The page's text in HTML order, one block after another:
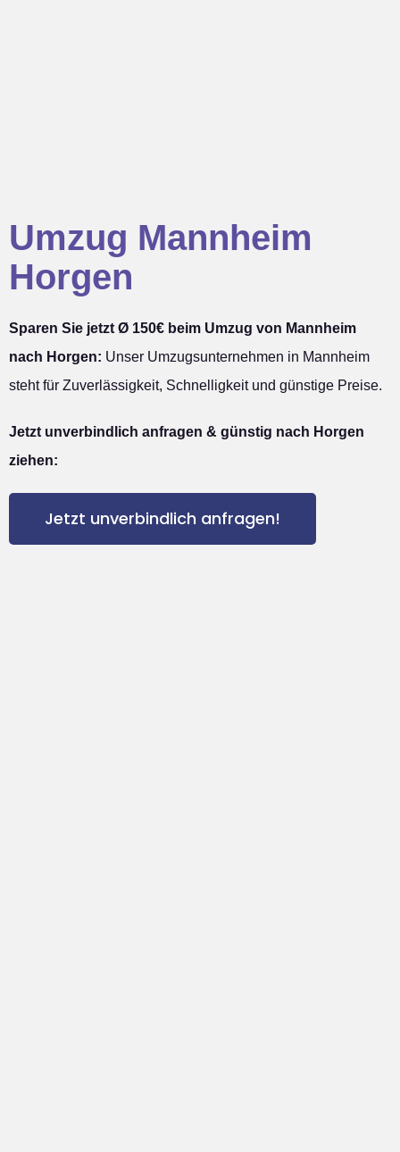
Umzug Mannheim
Horgen
Sparen Sie jetzt Ø 150€ beim Umzug von Mannheim
nach Horgen: Unser Umzugsunternehmen in Mannheim
steht für Zuverlässigkeit, Schnelligkeit und günstige Preise.
Jetzt unverbindlich anfragen & günstig nach Horgen
ziehen:
Jetzt unverbindlich anfragen!